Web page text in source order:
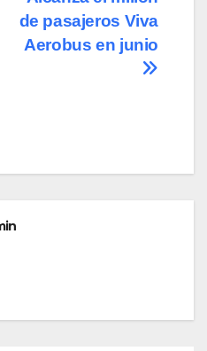
arde pasajeros Viva
Aerobus en junio